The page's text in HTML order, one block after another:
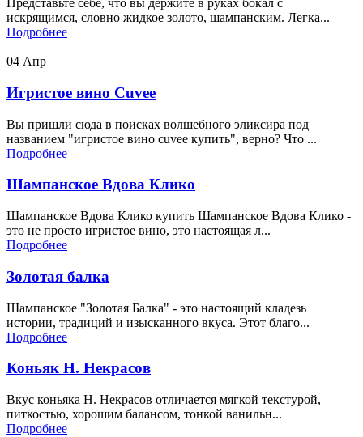
Представьте себе, что вы держите в руках бокал с
искрящимся, словно жидкое золото, шампанским. Легка...
Подробнее
04 Апр
Игристое вино Cuvee
Вы пришли сюда в поисках волшебного эликсира под
названием "игристое вино cuvee купить", верно? Что ...
Подробнее
Шампанское Вдова Клико
Шампанское Вдова Клико купить Шампанское Вдова Клико -
это не просто игристое вино, это настоящая л...
Подробнее
Золотая балка
Шампанское "Золотая Балка" - это настоящий кладезь
истории, традиций и изысканного вкуса. Этот благо...
Подробнее
Коньяк Н. Некрасов
Вкус коньяка Н. Некрасов отличается мягкой текстурой,
питкостью, хорошим балансом, тонкой ванильн...
Подробнее